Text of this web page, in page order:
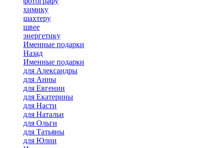
химику
шахтеру
швее
энергетику
Именные подарки
Назад
Именные подарки
для Александры
для Анны
для Евгении
для Екатерины
для Насти
для Натальи
для Ольги
для Татьяны
для Юлии